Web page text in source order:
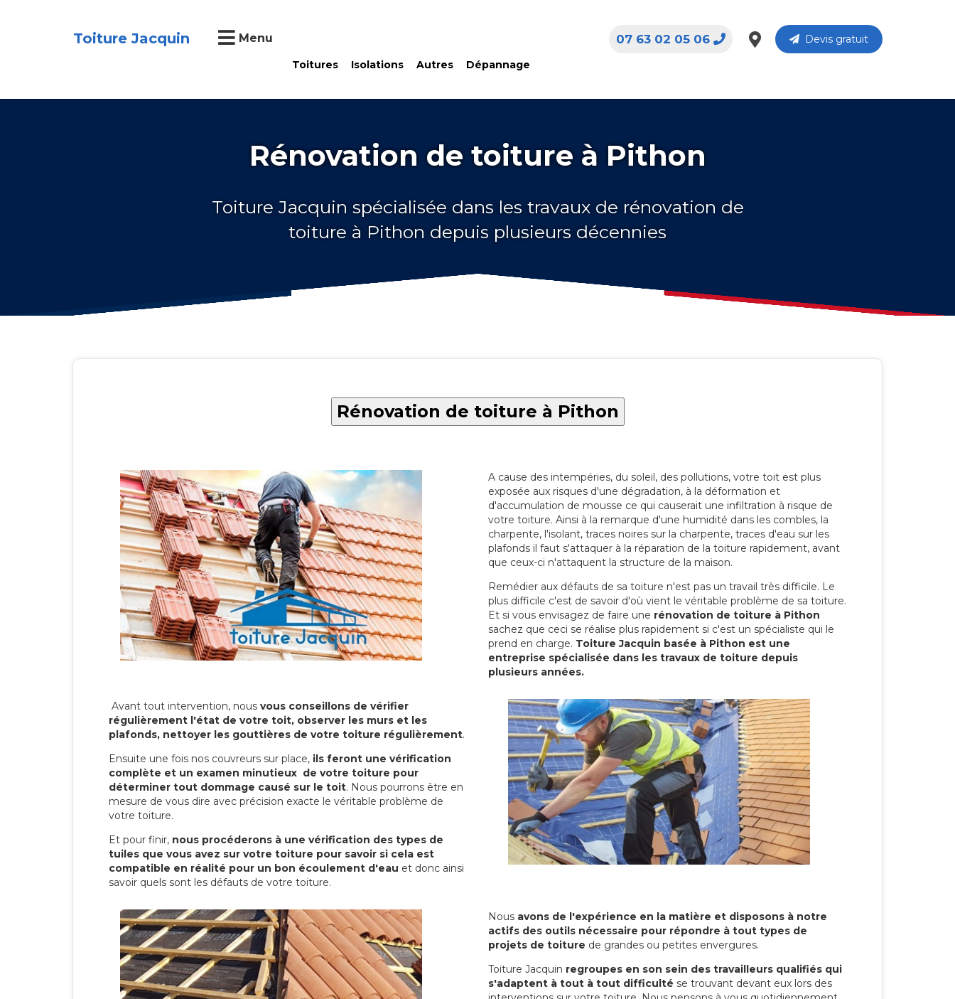
Toiture Jacquin Menu
Toitures Isolations Autres Dépannage
Devis gratuit
07 63 02 05 06
Rénovation de toiture à Pithon
Toiture Jacquin spécialisée dans les travaux de rénovation de
toiture à Pithon depuis plusieurs décennies
Rénovation de toiture à Pithon
A cause des intempéries, du soleil, des pollutions, votre toit est plus
exposée aux risques d'une dégradation, à la déformation et
d'accumulation de mousse ce qui causerait une infiltration à risque de
votre toiture. Ainsi à la remarque d'une humidité dans les combles, la
charpente, l'isolant, traces noires sur la charpente, traces d'eau sur les
plafonds il faut s'attaquer à la réparation de la toiture rapidement, avant
que ceux-ci n'attaquent la structure de la maison.
Remédier aux défauts de sa toiture n'est pas un travail très difficile. Le
plus difficile c'est de savoir d'où vient le véritable problème de sa toiture.
Et si vous envisagez de faire une rénovation de toiture à Pithon
sachez que ceci se réalise plus rapidement si c'est un spécialiste qui le
prend en charge. Toiture Jacquin basée à Pithon est une
entreprise spécialisée dans les travaux de toiture depuis
plusieurs années.
Avant tout intervention, nous vous conseillons de vérifier
régulièrement l'état de votre toit, observer les murs et les
plafonds, nettoyer les gouttières de votre toiture régulièrement.
Ensuite une fois nos couvreurs sur place, ils feront une vérification
complète et un examen minutieux de votre toiture pour
déterminer tout dommage causé sur le toit. Nous pourrons être en
mesure de vous dire avec précision exacte le véritable problème de
votre toiture.
Et pour finir, nous procéderons à une vérification des types de
tuiles que vous avez sur votre toiture pour savoir si cela est
compatible en réalité pour un bon écoulement d'eau et donc ainsi
savoir quels sont les défauts de votre toiture.
Nous avons de l'expérience en la matière et disposons à notre
actifs des outils nécessaire pour répondre à tout types de
projets de toiture de grandes ou petites envergures.
Toiture Jacquin regroupes en son sein des travailleurs qualifiés qui
s'adaptent à tout à tout difficulté se trouvant devant eux lors des